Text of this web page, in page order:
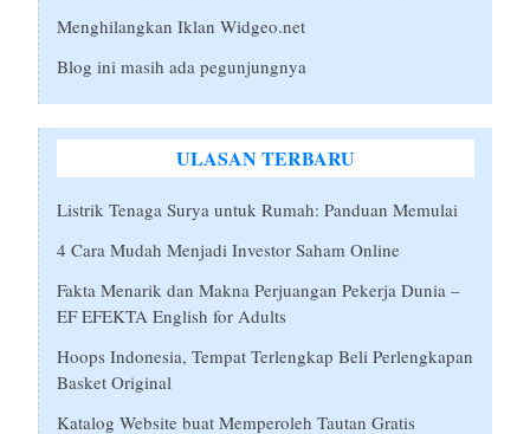
Menghilangkan Iklan Widgeo.net
Blog ini masih ada pegunjungnya
ULASAN TERBARU
Listrik Tenaga Surya untuk Rumah: Panduan Memulai
4 Cara Mudah Menjadi Investor Saham Online
Fakta Menarik dan Makna Perjuangan Pekerja Dunia –
EF EFEKTA English for Adults
Hoops Indonesia, Tempat Terlengkap Beli Perlengkapan
Basket Original
Katalog Website buat Memperoleh Tautan Gratis